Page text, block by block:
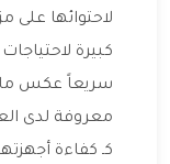
لاحتوائها
كبيرة
سريعاً عكس
معروفة لدى
كـ كفاءة